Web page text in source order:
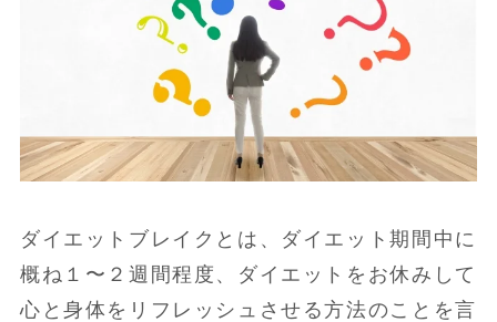
ダイエットブレイクとは、ダイエット期間中に
概ね１〜２週間程度、ダイエットをお休みして
心と身体をリフレッシュさせる方法のことを言